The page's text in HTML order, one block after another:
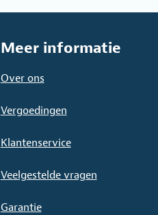
Meer informatie
Over ons
Vergoedingen
Klantenservice
Veelgestelde vragen
Garantie